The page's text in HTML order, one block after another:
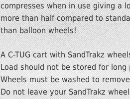
compresses when in use giving a
more than half compared to
than balloon wheels!
A C-TUG cart with SandTrakz
Load should not be stored for long
Wheels must be washed to
Do not leave your SandTrakz